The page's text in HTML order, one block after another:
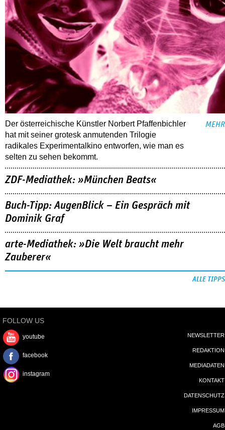
Der österreichische Künstler Norbert Pfaffenbichler
hat mit seiner grotesk anmutenden Trilogie
radikales Experimentalkino entworfen, wie man es
selten zu sehen bekommt.
MEHR
ZDF-Mediathek: »München Beats«
Buch-Tipp: AugenBlick – Ein Gespräch mit
Dominik Graf
arte-Mediathek: »Die Welt braucht mehr
Zauberer«
ALLE TIPPS
FOLLOW US
youtube
facebook
instagram
NEWSLETTER
REDAKTION
MEDIADATEN
KONTAKT
DATENSCHUTZ
IMPRESSUM
AGB